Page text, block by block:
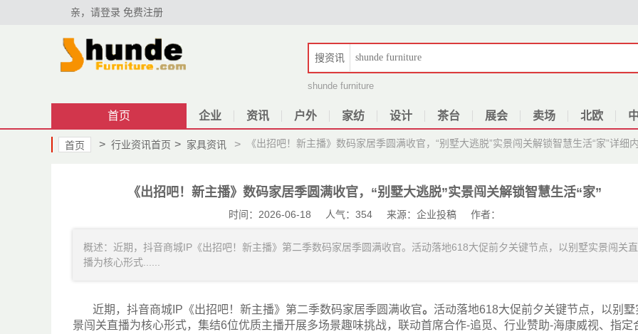
亲，请登录 免费注册
搜资讯
shunde furniture
首页 企业 资讯 户外 家纺 设计 茶台 展会 卖场 北欧
首页 > 行业资讯首页 > 家具资讯 > 《出招吧！新主播》数码家居季圆满收官，“别墅大逃脱”实景闯关解锁智慧生活“家”详细
《出招吧！新主播》数码家居季圆满收官，“别墅大逃脱”实景闯关解锁智慧生活“家”
时间：2026-06-18 人气：354 来源：企业投稿 作者：
概述：近期，抖音商城IP《出招吧！新主播》第二季数码家居季圆满收官。活动落地618大促前夕关键节点，以别墅实景闯关直
播为核心形式......
近期，抖音商城IP《出招吧！新主播》第二季数码家居季圆满收官。 活动落地618大促前夕关键节点，以别墅
景闯关直播为核心形式，集结6位优质主播开展多场景趣味挑战，联动首席合作-追觅、行业赞助-海康威视、指定